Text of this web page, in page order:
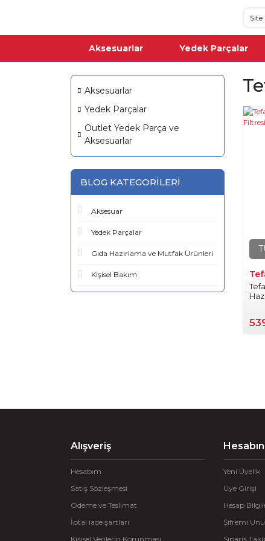
Aksesuarlar Yedek Parçalar
Aksesuarlar
Yedek Parçalar
Outlet Yedek Parça ve
Aksesuarlar
BLOG KATEGORILERI
Aksesuar
Yedek Parçalar
Gıda Hazırlama ve Mutfak Ürünleri
Kişisel Bakım
Alışveriş
Hesabım
Satış Sözleşmesi
Ödeme ve Teslimat
İptal iade şartları
Kişisel Verilerin Korunması
Yeni Üyelik
Üye Girişi
Hesap
Şifremi
Sipariş